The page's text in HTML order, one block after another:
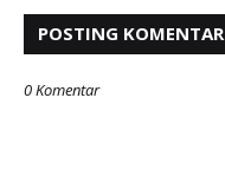
POSTING KOMENTAR
0 Komentar